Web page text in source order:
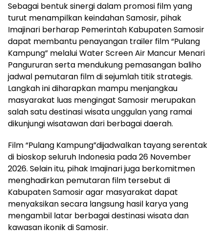
Sebagai bentuk sinergi dalam promosi film yang
turut menampilkan keindahan Samosir, pihak
Imajinari berharap Pemerintah Kabupaten Samosir
dapat membantu penayangan trailer film “Pulang
Kampung” melalui Water Screen Air Mancur Menari
Pangururan serta mendukung pemasangan baliho
jadwal pemutaran film di sejumlah titik strategis.
Langkah ini diharapkan mampu menjangkau
masyarakat luas mengingat Samosir merupakan
salah satu destinasi wisata unggulan yang ramai
dikunjungi wisatawan dari berbagai daerah.
Film “Pulang Kampung”dijadwalkan tayang serentak
di bioskop seluruh Indonesia pada 26 November
2026. Selain itu, pihak Imajinari juga berkomitmen
menghadirkan pemutaran film tersebut di
Kabupaten Samosir agar masyarakat dapat
menyaksikan secara langsung hasil karya yang
mengambil latar berbagai destinasi wisata dan
kawasan ikonik di Samosir.